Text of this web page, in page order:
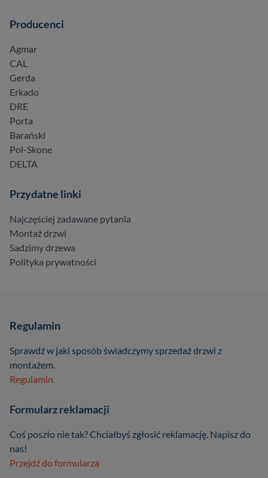
Producenci
Agmar
CAL
Gerda
Erkado
DRE
Porta
Barański
Pol-Skone
DELTA
Przydatne linki
Najczęściej zadawane pytania
Montaż drzwi
Sadzimy drzewa
Polityka prywatności
Regulamin
Sprawdź w jaki sposób świadczymy sprzedaż drzwi z
montażem.
Regulamin
Formularz reklamacji
Coś poszło nie tak? Chciałbyś zgłosić reklamację. Napisz do
nas!
Przejdź do formularza